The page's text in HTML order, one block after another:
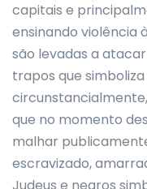
capitais e
ensinando violência
são levadas a
trapos que
que no momento
malhar
escravizado,